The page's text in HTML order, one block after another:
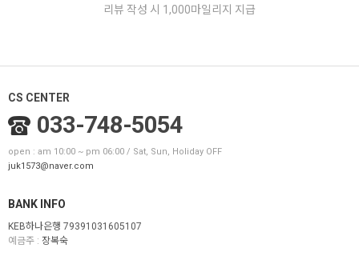
리뷰 작성 시 1,000마일리지 지급
CS CENTER
033-748-5054
open : am 10:00 ~ pm 06:00 / Sat, Sun, Holiday OFF
juk1573@naver.com
BANK INFO
KEB하나은행 79391031605107
예금주 : 장복숙